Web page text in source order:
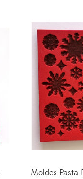
Moldes Pasta